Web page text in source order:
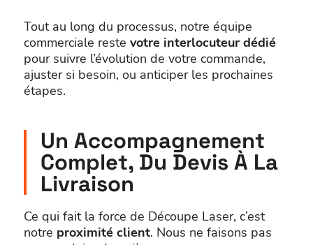
Tout au long du processus, notre équipe
commerciale reste votre interlocuteur dédié
pour suivre l’évolution de votre commande,
ajuster si besoin, ou anticiper les prochaines
étapes.
Un Accompagnement
Complet, Du Devis À La
Livraison
Ce qui fait la force de Découpe Laser, c’est
notre proximité client. Nous ne faisons pas